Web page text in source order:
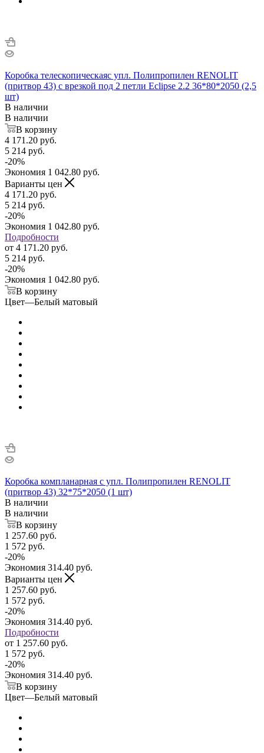
Коробка телескопическаяс упл. Полипропилен RENOLIT
(притвор 43) с врезкой под 2 петли Eclipse 2.2 36*80*2050 (2,5
шт)
В наличии
В наличии
В корзину
4 171.20 руб.
5 214 руб.
-20%
Экономия 1 042.80 руб.
Варианты цен
4 171.20 руб.
5 214 руб.
-20%
Экономия 1 042.80 руб.
Подробности
от 4 171.20 руб.
5 214 руб.
-20%
Экономия 1 042.80 руб.
В корзину
Цвет—Белый матовый
Коробка компланарная с упл. Полипропилен RENOLIT
(притвор 43) 32*75*2050 (1 шт)
В наличии
В наличии
В корзину
1 257.60 руб.
1 572 руб.
-20%
Экономия 314.40 руб.
Варианты цен
1 257.60 руб.
1 572 руб.
-20%
Экономия 314.40 руб.
Подробности
от 1 257.60 руб.
1 572 руб.
-20%
Экономия 314.40 руб.
В корзину
Цвет—Белый матовый